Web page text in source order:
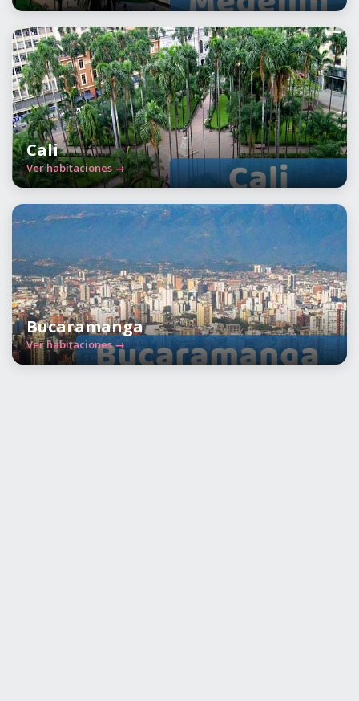
Cali
Ver habitaciones →
Bucaramanga
Ver habitaciones →